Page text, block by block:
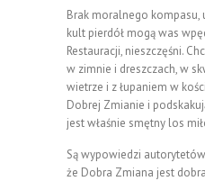
Brak moralnego kompasu,
kult pierdół mogą was
Restauracji, nieszczęśni.
w zimnie i dreszczach, w
wietrze i z łupaniem w
Dobrej Zmianie i
jest właśnie smętny los
Są wypowiedzi
że Dobra Zmiana jest